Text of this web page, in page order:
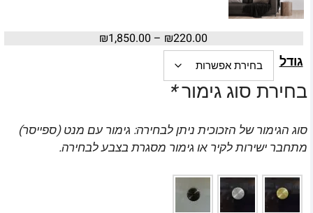
₪220.00
–
₪1,850.00
גודל
בחירת סוג גימור*
סוג הגימור של הזכוכית ניתן לבחירה: גימור עם מנט (ספייסר)
מתחבר ישירות לקיר או גימור מסגרת בצבע לבחירה.